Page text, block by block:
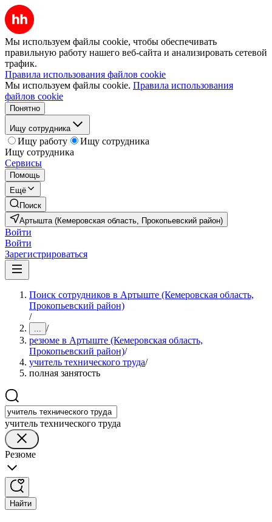
Мы используем файлы cookie, чтобы обеспечивать
правильную работу нашего веб-сайта и анализировать сетевой
трафик.
Правила использования файлов cookie
Мы используем файлы cookie. Правила использования
файлов cookie
Понятно
Ищу сотрудника
Ищу работу
Ищу сотрудника
Ищу сотрудника
Сервисы
Помощь
Ещё
Поиск
Артышта (Кемеровская область, Прокопьевский район)
Войти
Войти
Зарегистрироваться
Поиск сотрудников в Артыште (Кемеровская область,
Прокопьевский район)
/
... /
резюме в Артыште (Кемеровская область,
Прокопьевский район)/
учитель технического труда/
полная занятость
учитель технического труда
Резюме
Найти